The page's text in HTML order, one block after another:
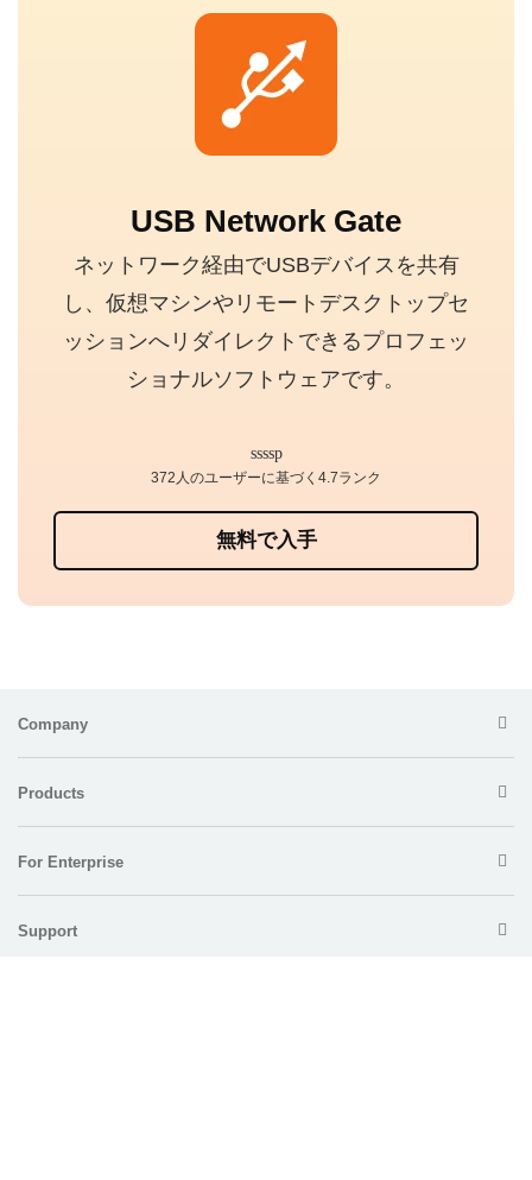
USB Network Gate
ネットワーク経由でUSBデバイスを共有
し、仮想マシンやリモートデスクトップセ
ッションへリダイレクトできるプロフェッ
ショナルソフトウェアです。
無料で入手
372人のユーザーに基づく4.7ランク
Company
Products
For Enterprise
Support